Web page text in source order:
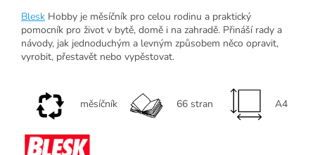
Blesk Hobby je měsíčník pro celou rodinu a praktický
pomocník pro život v bytě, domě i na zahradě. Přináší rady a
návody, jak jednoduchým a levným způsobem něco opravit,
vyrobit, přestavět nebo vypěstovat.
měsíčník 66 stran A4